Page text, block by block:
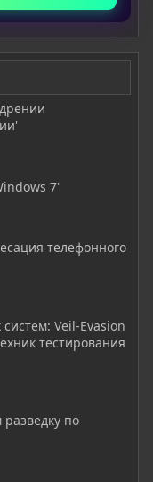
7'
телефонного
Veil-Evasion
тестирования
по